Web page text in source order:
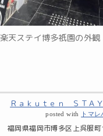
楽天ステイ博多祇園の外観
Ｒａｋｕｔｅｎ ＳＴＡ
posted with トマレ
福岡県福岡市博多区上呉服